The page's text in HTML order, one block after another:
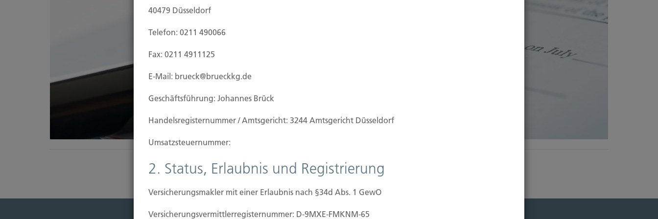
40479 Düsseldorf
Telefon: 0211 490066
Fax: 0211 4911125
E-Mail: brueck@brueckkg.de
Geschäftsführung: Johannes Brück
Handels­registernummer / Amtsgericht: 3244 Amtsgericht Düsseldorf
Umsatzsteuer­nummer:
2. Status, Erlaubnis und Registrierung
Versicherungsmakler mit einer Erlaubnis nach §34d Abs. 1 GewO
Versicherungs­vermittler­registernummer: D-9MXE-FMKNM-65